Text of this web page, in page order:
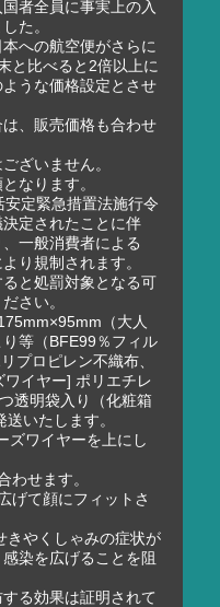
者全員に事実上の入
た。
への航空便がさらに
と比べると2倍以上に
うな価格設定とさせ
、販売価格も合わせ
ざいません。
なります。
定緊急措置法施行令
定されたことに伴
一般消費者による
り規制されます。
と処罰対象となる可
さい。
（大人
等（BFE99％フィル
プロピレン不織布、
イヤー] ポリエチレ
透明袋入り（化粧箱
いたします。
ズワイヤーを上にし
わせます。
げて顔にフィットさ
きやくしゃみの症状が
染を広げることを阻
る効果は証明されて